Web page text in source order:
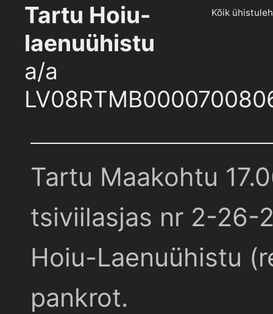
Tartu Hoiu-
laenuühistu
a/a
Kõik
Tartu Maakohtu
tsiviilasjas nr 2-26-
Hoiu-Laenuühistu
pankrot.